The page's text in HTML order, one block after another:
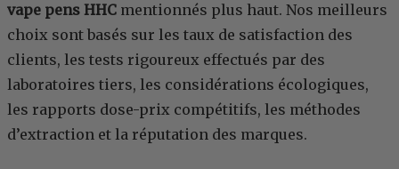
vape pens HHC mentionnés plus haut. Nos meilleurs
choix sont basés sur les taux de satisfaction des
clients, les tests rigoureux effectués par des
laboratoires tiers, les considérations écologiques,
les rapports dose-prix compétitifs, les méthodes
d’extraction et la réputation des marques.